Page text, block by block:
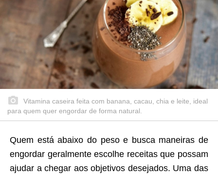
Vitamina caseira feita com banana, cacau, chia e leite, ideal
para quem quer engordar de forma natural.
Quem está abaixo do peso e busca maneiras de
engordar geralmente escolhe receitas que possam
ajudar a chegar aos objetivos desejados. Uma das